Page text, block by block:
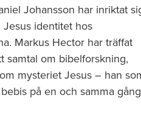
Johansson har inriktat
Jesus identitet hos
Markus Hector har träffat
samtal om bibelforskning,
mysteriet Jesus – han
på en och samma